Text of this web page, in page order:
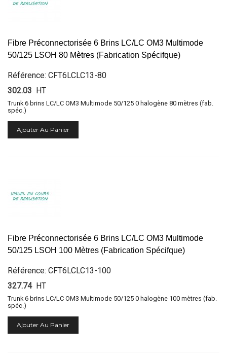
Fibre Préconnectorisée 6 Brins LC/LC OM3 Multimode
50/125 LSOH 80 Mètres (Fabrication Spécifque)
Référence: CFT6LCLC13-80
302.03 HT
Trunk 6 brins LC/LC OM3 Multimode 50/125 0 halogène 80 mètres (fab.
spéc.)
Ajouter Au Panier
Fibre Préconnectorisée 6 Brins LC/LC OM3 Multimode
50/125 LSOH 100 Mètres (Fabrication Spécifque)
Référence: CFT6LCLC13-100
327.74 HT
Trunk 6 brins LC/LC OM3 Multimode 50/125 0 halogène 100 mètres (fab.
spéc.)
Ajouter Au Panier